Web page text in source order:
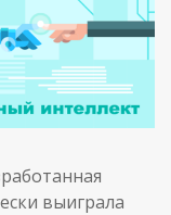
выиграла